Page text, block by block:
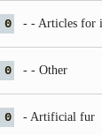
0 - - Articles for
0 - - Other
0 - Artificial fur